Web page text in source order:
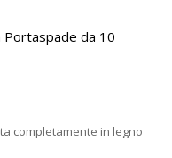
da 10
completamente in legno